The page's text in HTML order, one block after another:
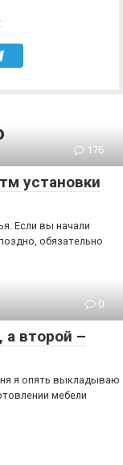
176
установки
Если вы начали
обязательно
0
а второй –
я опять выкладываю
мебели